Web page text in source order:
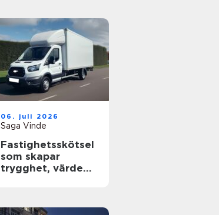
06. juli 2026
Saga Vinde
Fastighetsskötsel
som skapar
trygghet, värde